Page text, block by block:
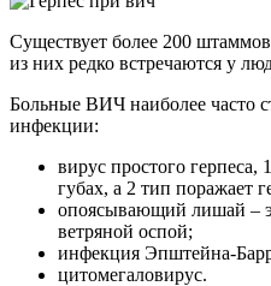
Существует более 200
из них редко встречаются у
Больные ВИЧ наиболее часто
инфекции:
вирус простого герпеса,
губах, а 2 тип поражает
опоясывающий лишай –
ветряной оспой;
инфекция Эпштейна-
цитомегаловирус.